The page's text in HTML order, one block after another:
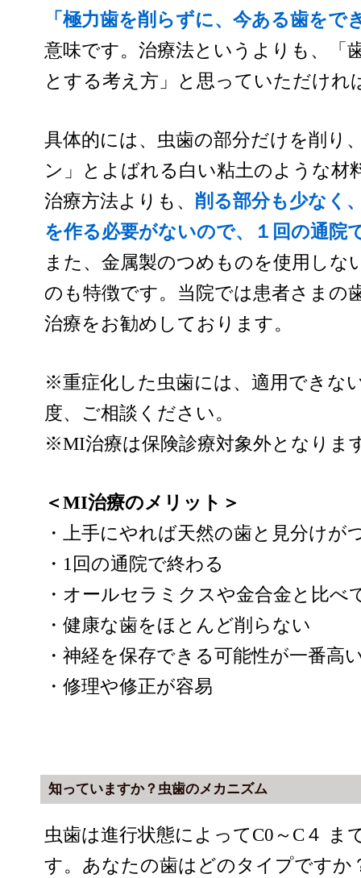
「極力歯を削らずに、今ある歯をで
意味です。治療法というよりも、「
とする考え方」と思っていただけれ
具体的には、虫歯の部分だけを削り
ン」とよばれる白い粘土のような材
治療方法よりも、 削る部分も少なく
を作る必要がないので、１回の通院
また、金属製のつめものを使用しな
のも特徴です。当院では患者さまの
治療をお勧めしております。
※重症化した虫歯には、適用できな
度、ご相談ください。
※MI治療は保険診療対象外となりま
＜MI治療のメリット＞
・上手にやれば天然の歯と見分けが
・1回の通院で終わる
・オールセラミクスや金合金と比べ
・健康な歯をほとんど削らない
・神経を保存できる可能性が一番高
・修理や修正が容易
知っていますか？虫歯のメカニズム
虫歯は進行状態によってC0～C４ ま
す。あなたの歯はどのタイプですか